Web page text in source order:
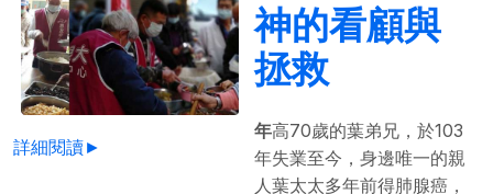
詳細閱讀►
神的看顧與
拯救
年高70歲的葉弟兄，於103
年失業至今，身邊唯一的親
人葉太太多年前得肺腺癌，